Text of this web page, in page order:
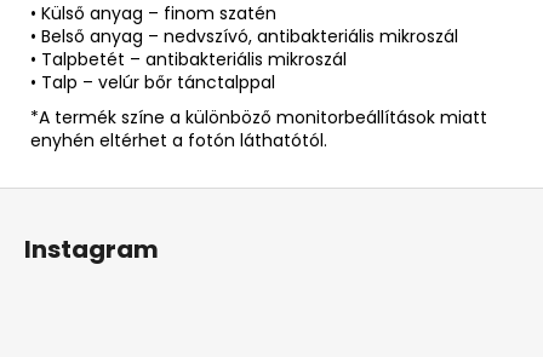
• Külső anyag – finom szatén
• Belső anyag – nedvszívó, antibakteriális mikroszál
• Talpbetét – antibakteriális mikroszál
• Talp – velúr bőr tánctalppal
*A termék színe a különböző monitorbeállítások miatt
enyhén eltérhet a fotón láthatótól.
Instagram